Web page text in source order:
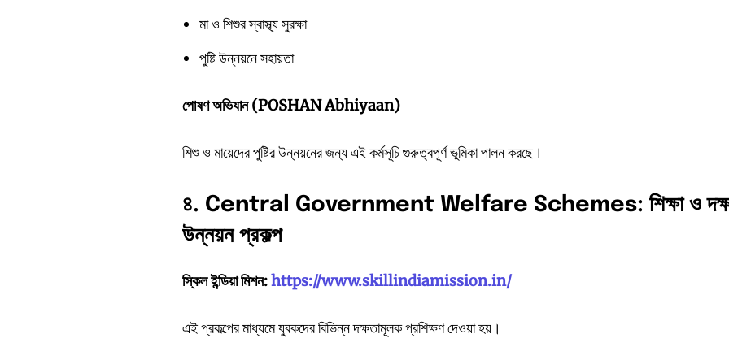
মা ও শিশুর স্বাস্থ্য সুরক্ষা
পুষ্টি উন্নয়নে সহায়তা
পোষণঅভিযান (POSHAN Abhiyaan)
শিশু ও মায়েদের পুষ্টির উন্নয়নের জন্য এই কর্মসূচি গুরুত্বপূর্ণ ভূমিকা পালন করছে।
৪. Central Government Welfare Schemes:শিক্ষাও
উন্নয়নপ্রকল্প
স্কিলইন্ডিয়ামিশন:https://www.skillindiamission.in/
এই প্রকল্পের মাধ্যমে যুবকদের বিভিন্ন দক্ষতামূলক প্রশিক্ষণ দেওয়া হয়।